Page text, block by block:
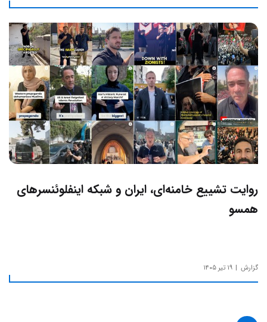
روایت تشییع خامنه‌ای، ایران و شبکه اینفلوئنسرهای
همسو
گزارش ۱۹ تیر ۱۴۰۵